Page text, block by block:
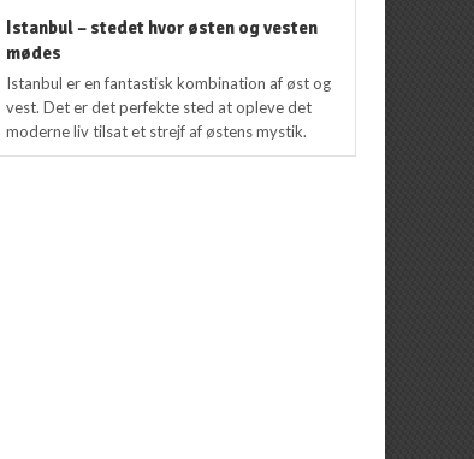
Istanbul – stedet hvor østen og vesten
mødes
Istanbul er en fantastisk kombination af øst og
vest. Det er det perfekte sted at opleve det
moderne liv tilsat et strejf af østens mystik.